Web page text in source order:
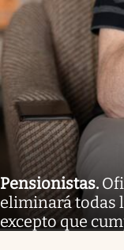
Pensionistas.
eliminará todas
excepto que